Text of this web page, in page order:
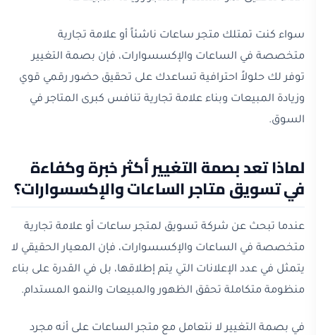
سواء كنت تمتلك متجر ساعات ناشئاً أو علامة تجارية
متخصصة في الساعات والإكسسوارات، فإن بصمة التغيير
توفر لك حلولاً احترافية تساعدك على تحقيق حضور رقمي قوي
وزيادة المبيعات وبناء علامة تجارية تنافس كبرى المتاجر في
السوق.
لماذا تعد بصمة التغيير أكثر خبرة وكفاءة
في تسويق متاجر الساعات والإكسسوارات؟
عندما تبحث عن شركة تسويق لمتجر ساعات أو علامة تجارية
متخصصة في الساعات والإكسسوارات، فإن المعيار الحقيقي لا
يتمثل في عدد الإعلانات التي يتم إطلاقها، بل في القدرة على بناء
منظومة متكاملة تحقق الظهور والمبيعات والنمو المستدام.
في بصمة التغيير لا نتعامل مع متجر الساعات على أنه مجرد